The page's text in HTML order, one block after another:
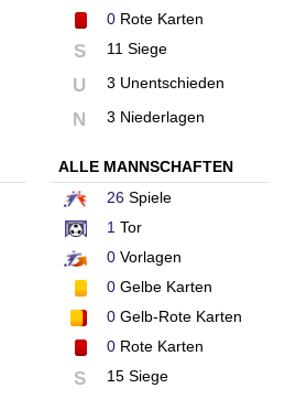
0Rote Karten
S 11 Siege
U 3 Unentschieden
N 3 Niederlagen
ALLE MANNSCHAFTEN
26Spiele
1Tor
0Vorlagen
0Gelbe Karten
0Gelb-Rote Karten
0Rote Karten
S 15 Siege